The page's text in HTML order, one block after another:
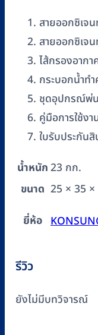
สายออกซิเจ
สายออกซิเจ
ไส้กรองอาก
กระบอกน้ำท
ชุดอุปกรณ์พ่
คู่มือการใช้ง
ใบรับประกัน
น้ำหนัก23 กก.
ขนาด 25 × 35 ×
ยี่ห้อ
รีวิว
ยังไม่มีบทวิจารณ์